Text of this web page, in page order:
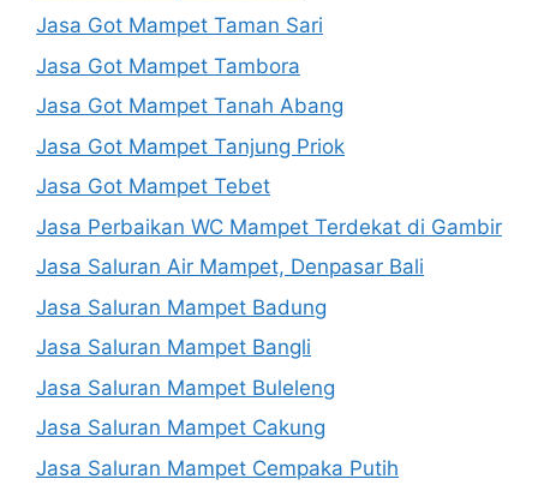
Jasa Got Mampet Taman Sari
Jasa Got Mampet Tambora
Jasa Got Mampet Tanah Abang
Jasa Got Mampet Tanjung Priok
Jasa Got Mampet Tebet
Jasa Perbaikan WC Mampet Terdekat di Gambir
Jasa Saluran Air Mampet, Denpasar Bali
Jasa Saluran Mampet Badung
Jasa Saluran Mampet Bangli
Jasa Saluran Mampet Buleleng
Jasa Saluran Mampet Cakung
Jasa Saluran Mampet Cempaka Putih